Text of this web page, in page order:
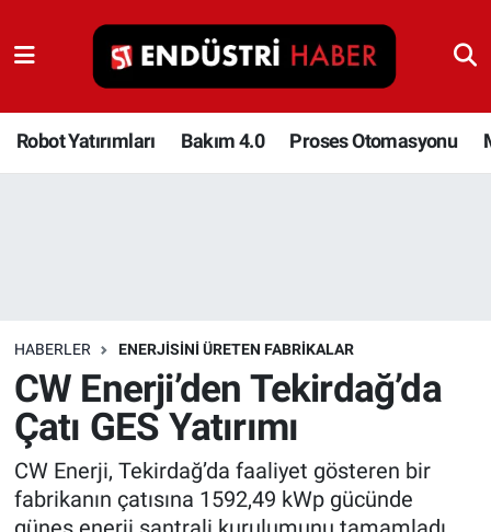
Robot Yatırımları Bakım 4.0 Proses Otomasyonu
HABERLER ENERJISINI ÜRETEN FABRIKALAR
CW Enerji’den Tekirdağ’da
Çatı GES Yatırımı
CW Enerji, Tekirdağ’da faaliyet gösteren bir
fabrikanın çatısına 1592,49 kWp gücünde
Robot Yatırımları
Bakım 4.0
Depolama Çözümleri
İnşaat ve Malzeme
HaberOrtak